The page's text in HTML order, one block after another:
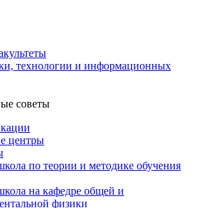
технологии и информационных
советы
центры
по теории и методике обучения
на кафедре общей и
физики